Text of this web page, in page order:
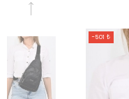
-501 ₺